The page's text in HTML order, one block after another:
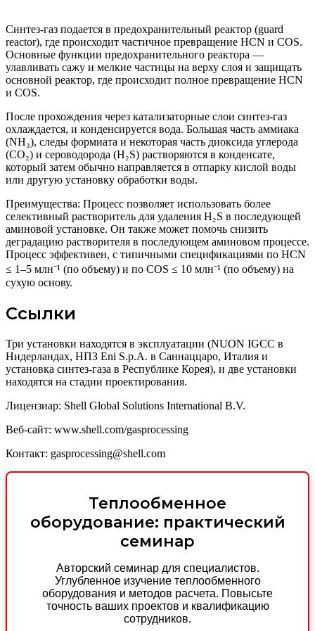
Синтез-газ подается в предохранительный реактор (guard
reactor), где происходит частичное превращение HCN и COS.
Основные функции предохранительного реактора —
улавливать сажу и мелкие частицы на верху слоя и защищать
основной реактор, где происходит полное превращение HCN
и COS.
После прохождения через катализаторные слои синтез-газ
охлаждается, и конденсируется вода. Большая часть аммиака
(NH₃), следы формиата и некоторая часть диоксида углерода
(CO₂) и сероводорода (H₂S) растворяются в конденсате,
который затем обычно направляется в отпарку кислой воды
или другую установку обработки воды.
Преимущества: Процесс позволяет использовать более
селективный растворитель для удаления H₂S в последующей
аминовой установке. Он также может помочь снизить
деградацию растворителя в последующем аминовом процессе.
Процесс эффективен, с типичными спецификациями по HCN
≤ 1–5 млн⁻¹ (по объему) и по COS ≤ 10 млн⁻¹ (по объему) на
сухую основу.
Ссылки
Три установки находятся в эксплуатации (NUON IGCC в
Нидерландах, НПЗ Eni S.p.A. в Саннаццаро, Италия и
установка синтез-газа в Республике Корея), и две установки
находятся на стадии проектирования.
Лицензиар: Shell Global Solutions International B.V.
Веб-сайт: www.shell.com/gasprocessing
Контакт: gasprocessing@shell.com
Теплообменное
оборудование: практический
семинар
Авторский семинар для специалистов.
Углубленное изучение теплообменного
оборудования и методов расчета. Повысьте
точность ваших проектов и квалификацию
сотрудников.